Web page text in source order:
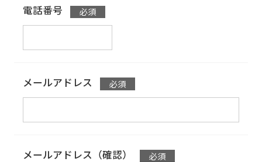
電話番号
メールアドレス
メールアドレス（確認）